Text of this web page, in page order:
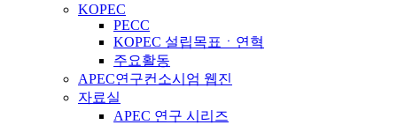
KOPEC
PECC
KOPEC 설립목표ㆍ연혁
주요활동
APEC연구컨소시엄 웹진
자료실
APEC 연구 시리즈